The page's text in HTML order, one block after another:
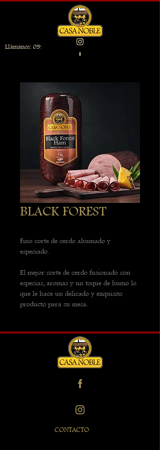
Llámanos: 099 946 4014
BLACK FOREST
Fino corte de cerdo ahumado y
especiado.
El mejor corte de cerdo fusionado con
especias, aromas y un toque de humo lo
que le hace un delicado y exquisito
producto para su mesa.
CONTACTO